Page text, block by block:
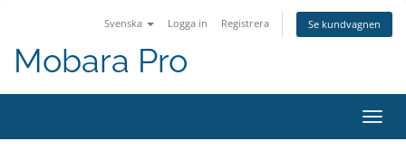
Svenska Logga in Registrera Se kundvagnen
Mobara Pro
Växla